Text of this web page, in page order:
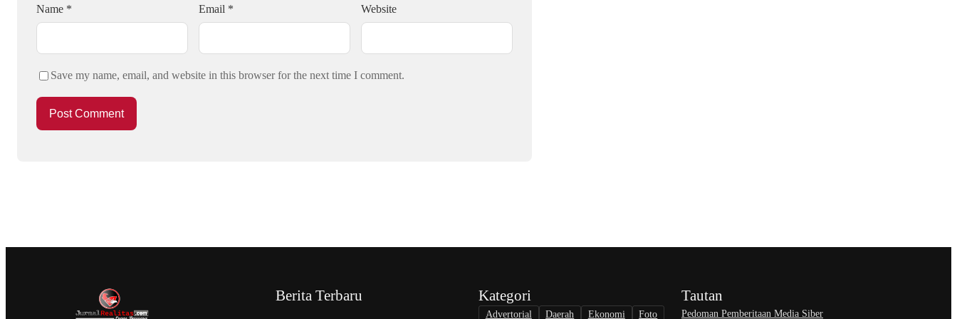
Name * Email * Website
Save my name, email, and website in this browser for the next time I comment.
Berita Terbaru Kategori
Advertorial Daerah Ekonomi Foto
Tautan
Pedoman Pemberitaan Media Siber